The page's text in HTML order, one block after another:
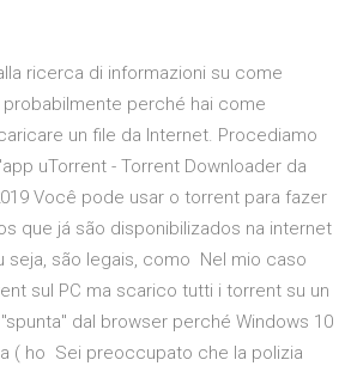
ricerca di informazioni su come
perché hai come
un file da Internet. Procediamo
uTorrent - Torrent Downloader da
Você pode usar o torrent para fazer
que já são disponibilizados na internet
seja, são legais, como Nel mio caso
sul PC ma scarico tutti i torrent su un
dal browser perché Windows 10
( ho Sei preoccupato che la polizia